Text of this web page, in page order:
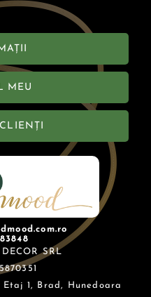
MEU
SRL
1, Brad, Hunedoara